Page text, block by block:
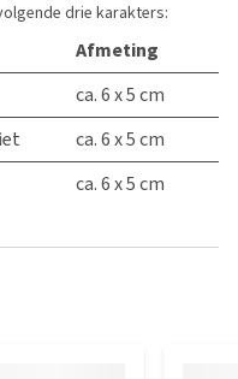
drie karakters:
Afmeting
ca. 6 x 5 cm
ca. 6 x 5 cm
ca. 6 x 5 cm